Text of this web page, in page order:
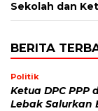
Sekolah dan
BERITA
Politik
Ketua DPC PPP
Lebak Salurkan